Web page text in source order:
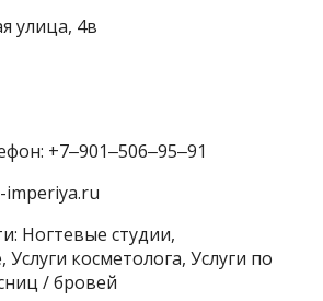
улица, 4в
+7‒901‒506‒95‒91
Ногтевые студии,
косметолога, Услуги по
/ бровей